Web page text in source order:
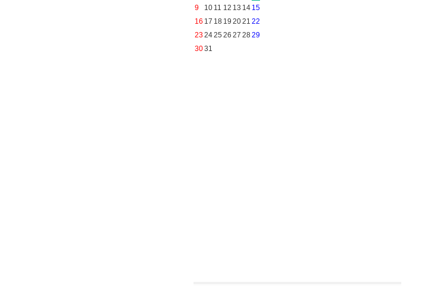
9
10 11 12 13 14 15
16 17 18 19 2021 22
232425 26 27 2829
3031